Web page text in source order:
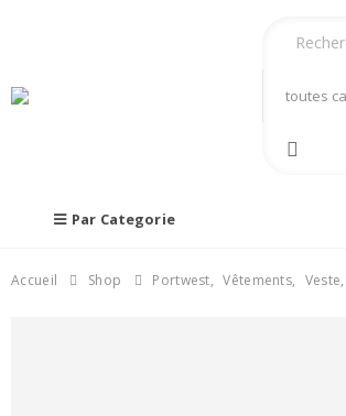
Par Categorie
Accueil Shop Portwest, Vêtements, Veste,